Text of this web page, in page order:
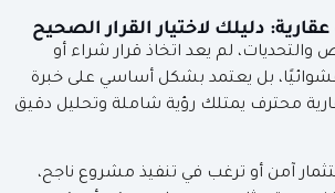
دليلك لاختيار القرار الصحيح
لم يعد اتخاذ قرار شراء أو
بل يعتمد بشكل أساسي على خبرة
محترف يمتلك رؤية شاملة وتحليل دقيق
آمن أو ترغب في تنفيذ مشروع ناجح،